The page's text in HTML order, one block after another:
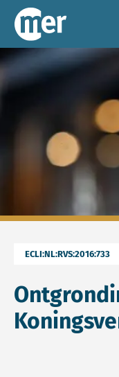
Commissie mer
ECLI:NL:RVS:2016:733